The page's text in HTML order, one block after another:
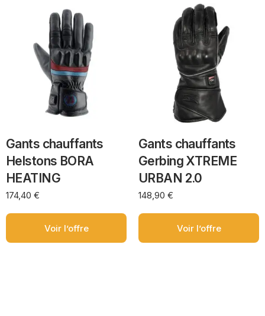
Gants chauffants
Helstons BORA
HEATING
174,40 €
Voir l’offre
Gants chauffants
Gerbing XTREME
URBAN 2.0
148,90 €
Voir l’offre